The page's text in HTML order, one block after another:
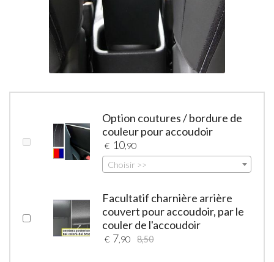
Option coutures / bordure de
couleur pour accoudoir
€ 10 ,90
Choisir >>
Facultatif charnière arrière
couvert pour accoudoir, par le
couler de l'accoudoir
€ 7 ,90 8,50